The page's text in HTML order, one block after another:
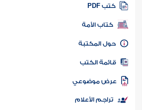
كتب PDF
كتاب الأمة
المكتبة
الكتب
موضوعي